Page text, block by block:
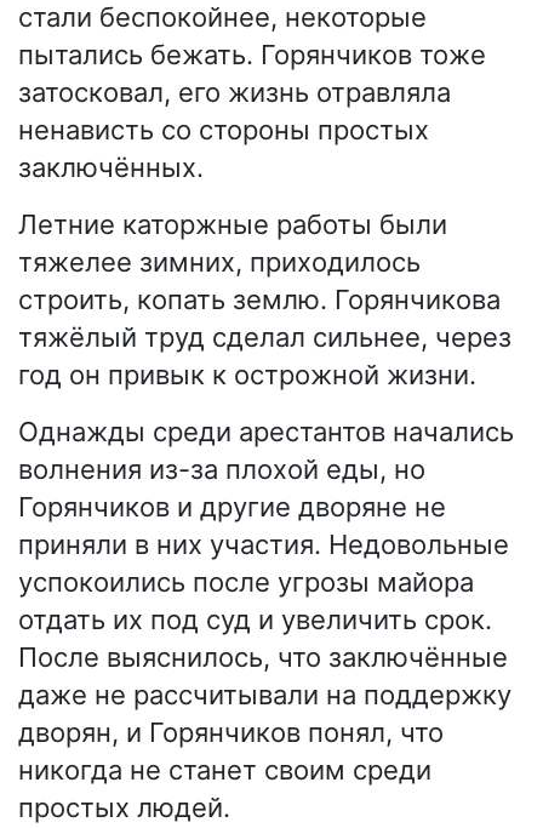
стали беспокойнее, некоторые
пытались бежать. Горянчиков тоже
затосковал, его жизнь отравляла
ненависть со стороны простых
заключённых.
Летние каторжные работы были
тяжелее зимних, приходилось
строить, копать землю. Горянчикова
тяжёлый труд сделал сильнее, через
год он привык к острожной жизни.
Однажды среди арестантов начались
волнения из-за плохой еды, но
Горянчиков и другие дворяне не
приняли в них участия. Недовольные
успокоились после угрозы майора
отдать их под суд и увеличить срок.
После выяснилось, что заключённые
даже не рассчитывали на поддержку
дворян, и Горянчиков понял, что
никогда не станет своим среди
простых людей.